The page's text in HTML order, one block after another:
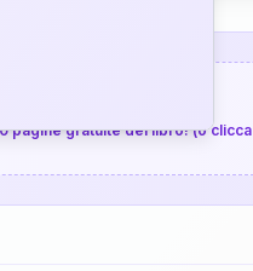
pagine gratuite del libro! (o clicca